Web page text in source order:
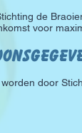
de
voor
door